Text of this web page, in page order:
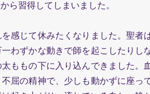
ら習得してしまいました。
感じて休みたくなりました。聖者
わずかな動きで師を起こしたりし
ももの下に入り込んできました。
屈の精神で、少しも動かずに座っ